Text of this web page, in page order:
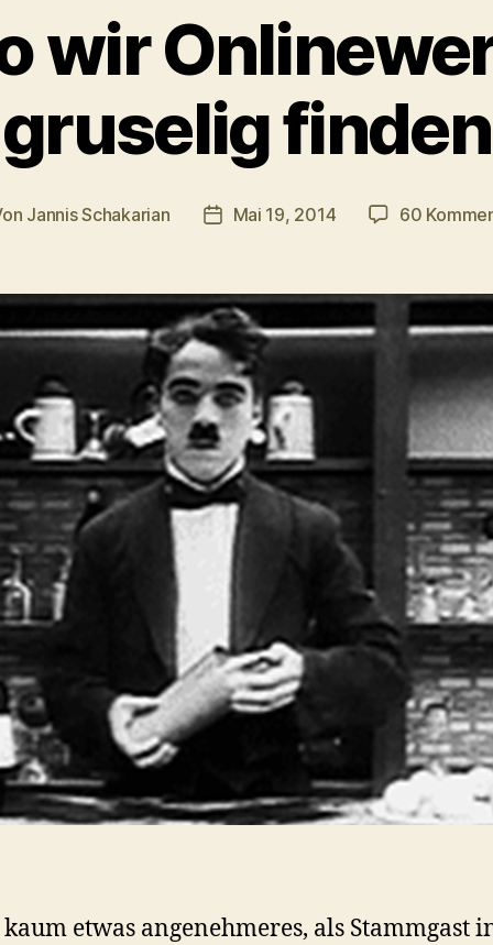
wir
gruselig finden
Jannis Schakarian Veröffentlichungsdatum
Mai 19, 2014 60
kaum etwas angenehmeres, als Stammgast